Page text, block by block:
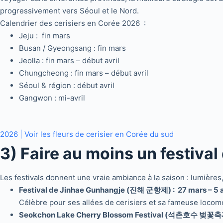
progressivement vers Séoul et le Nord.
Calendrier des cerisiers en Corée 2026 :
Jeju : fin mars
Busan / Gyeongsang : fin mars
Jeolla : fin mars – début avril
Chungcheong : fin mars – début avril
Séoul & région : début avril
Gangwon : mi-avril
2026 | Voir les fleurs de cerisier en Corée du sud
3) Faire au moins un
Les festivals donnent une vraie ambiance à la saison :
Festival de Jinhae Gunhangje (진해 군항제) : 27 mars – 5
Célèbre pour ses allées de cerisiers et sa fameuse
Seokchon Lake Cherry Blossom Festival (석촌호수 벚꽃축